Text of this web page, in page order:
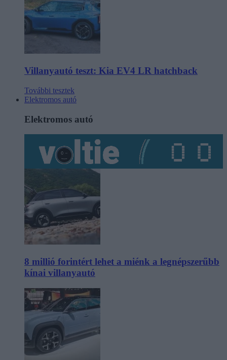
Villanyautó teszt: Kia EV4 LR hatchback
További tesztek
Elektromos autó
Elektromos autó
8 millió forintért lehet a miénk a legnépszerűbb
kínai villanyautó